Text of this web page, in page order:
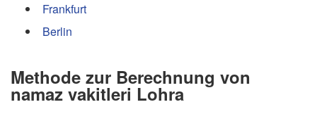
Frankfurt
Berlin
Methode zur Berechnung von
namaz vakitleri Lohra